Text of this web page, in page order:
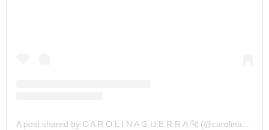
A post shared by C A R O L I N A G U E R R A 🐆 (@carolinaguerrazz)